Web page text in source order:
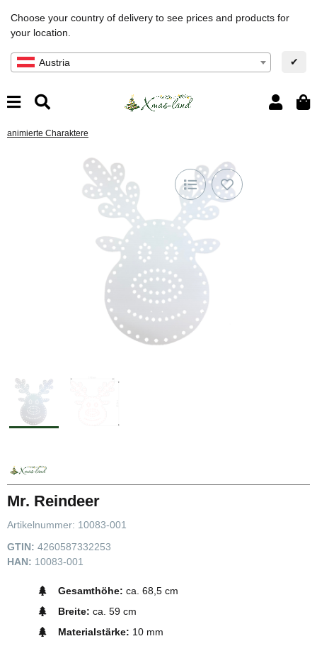
Choose your country of delivery to see prices and products for
your location.
Austria ✔
animierte Charaktere
Mr. Reindeer
Artikelnummer: 10083-001
GTIN: 4260587332253
HAN: 10083-001
Gesamthöhe: ca. 68,5 cm
Breite: ca. 59 cm
Materialstärke: 10 mm